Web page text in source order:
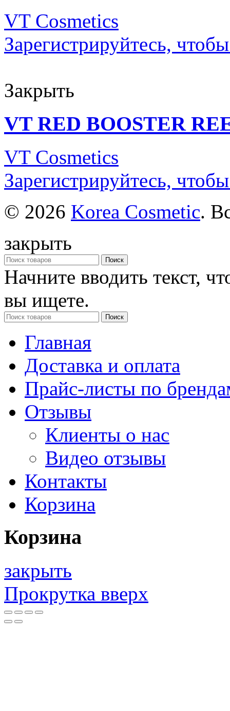
VT Cosmetics
Зарегистрируйтесь,
Закрыть
VT RED BOOSTER
VT Cosmetics
Зарегистрируйтесь,
© 2026 Korea Cosmetic.
закрыть
Поиск
Начните вводить текст,
вы ищете.
Поиск
Главная
Доставка и оплата
Прайс-листы по
Отзывы
Клиенты о нас
Видео отзывы
Контакты
Корзина
Корзина
закрыть
Прокрутка вверх